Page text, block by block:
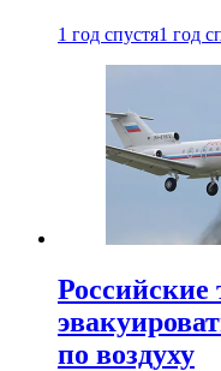
1 год спустя1 год
Российские
по воздуху